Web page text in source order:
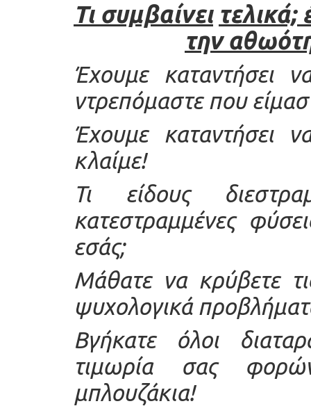
Τι συμβαίνει τελικά;
την
Έχουμε καταντήσει
ντρεπόμαστε που
Έχουμε καταντήσει
κλαίμε!
Τι είδους
κατεστραμμένες
εσάς;
Μάθατε να κρύβετε
ψυχολογικά
Βγήκατε όλοι
τιμωρία σας
μπλουζάκια!